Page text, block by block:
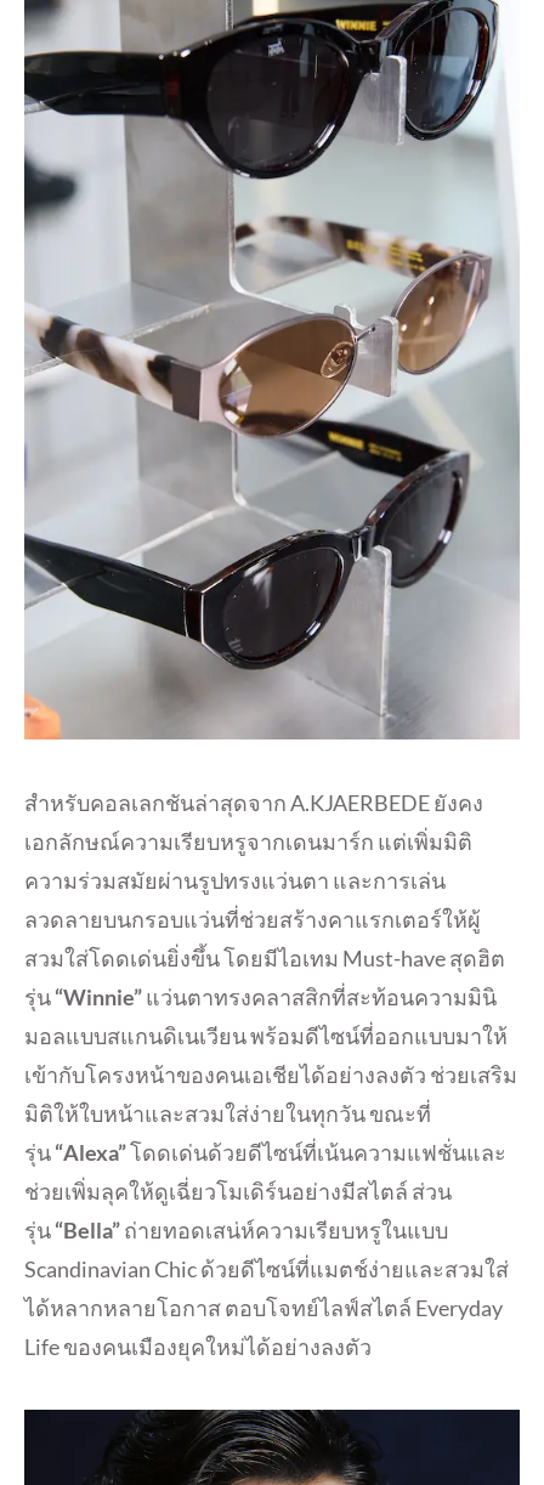
สำหรับคอลเลกชันล่าสุดจาก A.KJAERBEDE ยังคง
เอกลักษณ์ความเรียบหรูจากเดนมาร์ก แต่เพิ่มมิติ
ความร่วมสมัยผ่านรูปทรงแว่นตา และการเล่น
ลวดลายบนกรอบแว่นที่ช่วยสร้างคาแรกเตอร์ให้ผู้
สวมใส่โดดเด่นยิ่งขึ้น โดยมีไอเทม Must-have สุดฮิต
รุ่น“Winnie”แว่นตาทรงคลาสสิกที่สะท้อนความมินิ
มอลแบบสแกนดิเนเวียน พร้อมดีไซน์ที่ออกแบบมาให้
เข้ากับโครงหน้าของคนเอเชียได้อย่างลงตัว ช่วยเสริม
มิติให้ใบหน้าและสวมใส่ง่ายในทุกวัน ขณะที่
รุ่น“Alexa”โดดเด่นด้วยดีไซน์ที่เน้นความแฟชั่นและ
ช่วยเพิ่มลุคให้ดูเฉี่ยวโมเดิร์นอย่างมีสไตล์ ส่วน
รุ่น“Bella”ถ่ายทอดเสน่ห์ความเรียบหรูในแบบ
Scandinavian Chic ด้วยดีไซน์ที่แมตช์ง่ายและสวมใส่
ได้หลากหลายโอกาส ตอบโจทย์ไลฟ์สไตล์ Everyday
Life ของคนเมืองยุคใหม่ได้อย่างลงตัว